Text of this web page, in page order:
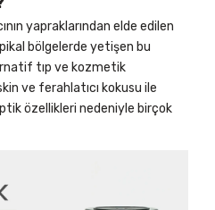
yapraklarından elde edilen
bölgelerde yetişen bu
tıp ve kozmetik
ve ferahlatıcı kokusu ile
özellikleri nedeniyle birçok